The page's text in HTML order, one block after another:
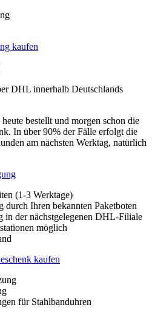
kaufen
DHL innerhalb Deutschlands
bestellt und morgen schon die
In über 90% der Fälle erfolgt die
am nächsten Werktag, natürlich
(1-3 Werktage)
durch Ihren bekannten Paketboten
in der nächstgelegenen DHL-Filiale
möglich
kaufen
für Stahlbanduhren